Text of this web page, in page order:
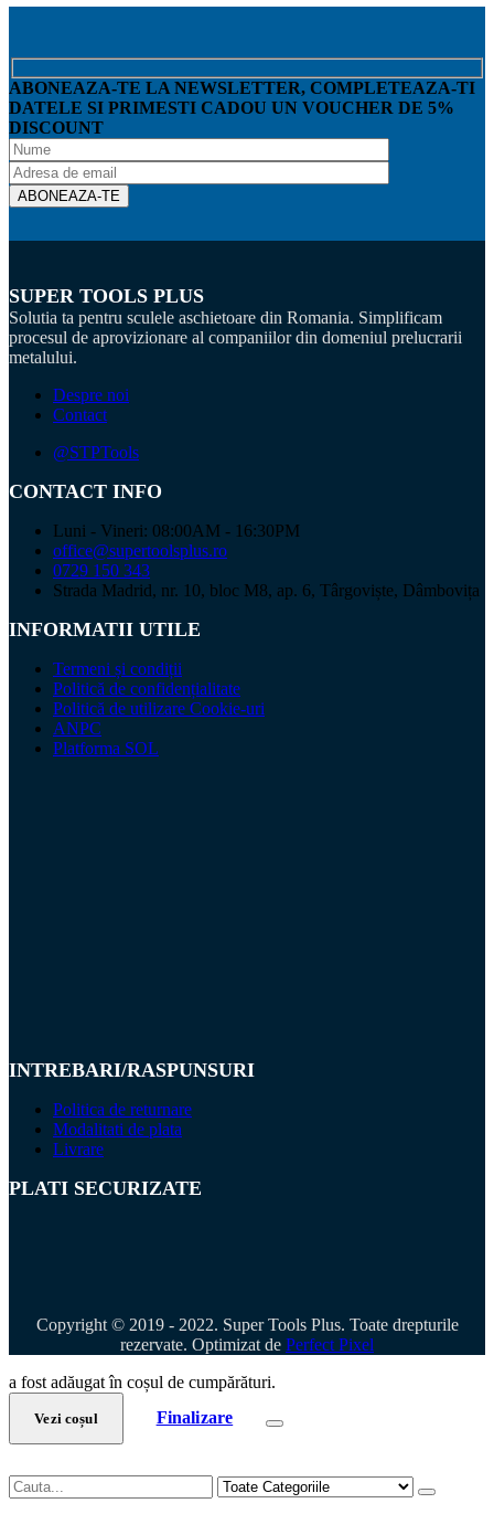
ABONEAZA-TE LA NEWSLETTER, COMPLETEAZA-TI
DATELE SI PRIMESTI CADOU UN VOUCHER DE 5%
DISCOUNT
SUPER TOOLS PLUS
Solutia ta pentru sculele aschietoare din Romania. Simplificam
procesul de aprovizionare al companiilor din domeniul prelucrarii
metalului.
Despre noi
Contact
@STPTools
CONTACT INFO
Luni - Vineri: 08:00AM - 16:30PM
office@supertoolsplus.ro
0729 150 343
Strada Madrid, nr. 10, bloc M8, ap. 6, Târgoviște, Dâmbovița
INFORMATII UTILE
Termeni și condiții
Politică de confidențialitate
Politică de utilizare Cookie-uri
ANPC
Platforma SOL
INTREBARI/RASPUNSURI
Politica de returnare
Modalitati de plata
Livrare
PLATI SECURIZATE
Copyright © 2019 - 2022. Super Tools Plus. Toate drepturile
rezervate. Optimizat de Perfect Pixel
a fost adăugat în coșul de cumpărături.
Vezi coșul Finalizare